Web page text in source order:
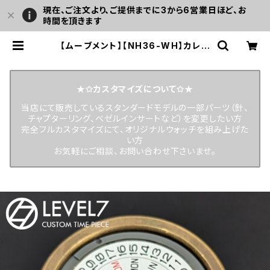
現在、ご注文より、ご提供までに3から6営業日ほど、お
時間を頂きます
【ムーブメント】【NH36-WH】カレン
巻きムーブメント カスタム用パーツ L
EVEL7（SEIKO MODパーツとしても
使用可） | LEVEL7
★✩カスタマイズについて✩★
当店にて販売しているスタンダードモデルの一部パーツ（針、
チャプターリング、ベゼルインサートなど）を変更したい方
完全フルカスタマイズにて、オリジナルウォッチを組み上げた
い方
お気軽にご相談、お問い合わせ下さいませ。